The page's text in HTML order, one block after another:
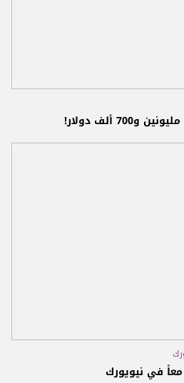
ألف دولار!
في نيويورك